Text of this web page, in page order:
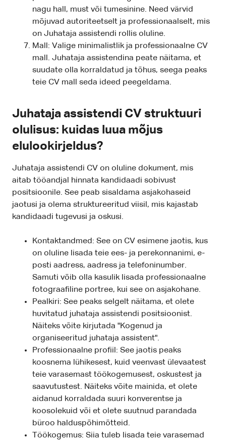
nagu hall, must või tumesinine. Need värvid
mõjuvad autoriteetselt ja professionaalselt, mis
on Juhataja assistendi rollis oluline.
Mall: Valige minimalistlik ja professionaalne CV
mall. Juhataja assistendina peate näitama, et
suudate olla korraldatud ja tõhus, seega peaks
teie CV mall seda ideed peegeldama.
Juhataja assistendi CV struktuuri
olulisus: kuidas luua mõjus
elulookirjeldus?
Juhataja assistendi CV on oluline dokument, mis
aitab tööandjal hinnata kandidaadi sobivust
positsioonile. See peab sisaldama asjakohaseid
jaotusi ja olema struktureeritud viisil, mis kajastab
kandidaadi tugevusi ja oskusi.
Kontaktandmed: See on CV esimene jaotis, kus
on oluline lisada teie ees- ja perekonnanimi, e-
posti aadress, aadress ja telefoninumber.
Samuti võib olla kasulik lisada professionaalne
fotograafiline portree, kui see on asjakohane.
Pealkiri: See peaks selgelt näitama, et olete
huvitatud juhataja assistendi positsioonist.
Näiteks võite kirjutada "Kogenud ja
organiseeritud juhataja assistent".
Professionaalne profiil: See jaotis peaks
koosnema lühikesest, kuid veenvast ülevaatest
teie varasemast töökogemusest, oskustest ja
saavutustest. Näiteks võite mainida, et olete
aidanud korraldada suuri konverentse ja
koosolekuid või et olete suutnud parandada
büroo halduspõhimõtteid.
Töökogemus: Siia tuleb lisada teie varasemad